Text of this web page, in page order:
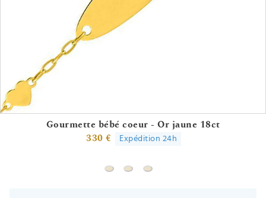
Gourmette bébé coeur - Or jaune 18ct
330 €
Expédition 24h